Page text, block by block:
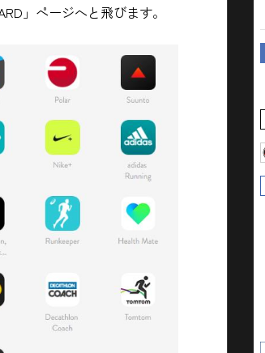
」ページへと飛びます。